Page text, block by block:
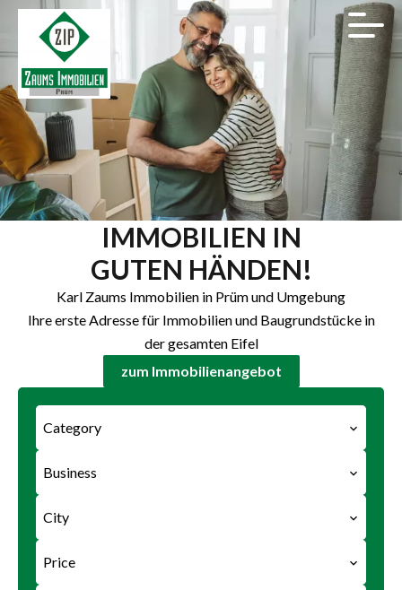
IMMOBILIEN IN
GUTEN HÄNDEN!
Karl Zaums Immobilien in Prüm und Umgebung
Ihre erste Adresse für Immobilien und Baugrundstücke in
der gesamten Eifel
zum Immobilienangebot
Category
Business
City
Price